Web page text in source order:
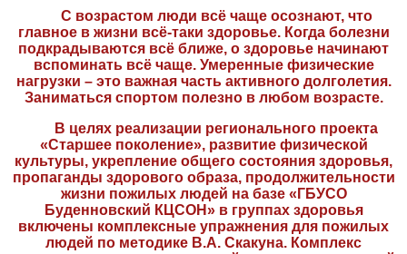
С возрастом люди всё чаще осознают, что
главное в жизни всё-таки здоровье. Когда болезни
подкрадываются всё ближе, о здоровье начинают
вспоминать всё чаще. Умеренные физические
нагрузки – это важная часть активного долголетия.
Заниматься спортом полезно в любом возрасте.
В целях реализации регионального проекта
«Старшее поколение», развитие физической
культуры, укрепление общего состояния здоровья,
пропаганды здорового образа, продолжительности
жизни пожилых людей на базе «ГБУСО
Буденновский КЦСОН» в группах здоровья
включены комплексные упражнения для пожилых
людей по методике В.А. Скакуна. Комплекс